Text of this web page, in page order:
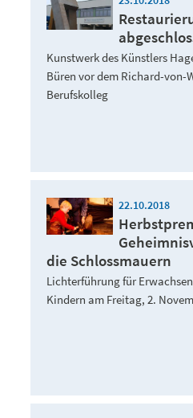
Kunstwerk des Künstlers
Büren vor dem Richard-von-
Berufskolleg
22.10.2018
die Schlossmauern
Lichterführung für
Kindern am Freitag, 2.